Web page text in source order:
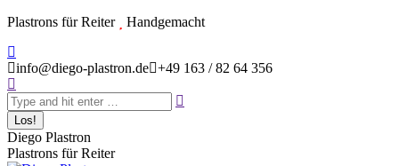
Zum
springen
Plastrons für Reiter
Handgemacht
page
in
new
window
info@diego-plastron.de +49 163 / 82 64 356
Search:
Diego Plastron
Plastrons für Reiter